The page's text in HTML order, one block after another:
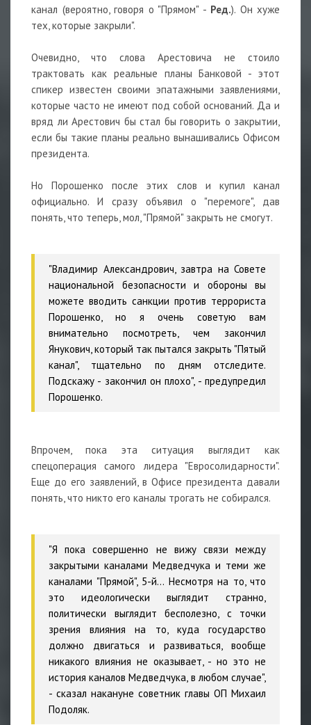
канал (вероятно, говоря о "Прямом" - Ред.). Он хуже
тех, которые закрыли".
Очевидно, что слова Арестовича не стоило
трактовать как реальные планы Банковой - этот
спикер известен своими эпатажными заявлениями,
которые часто не имеют под собой оснований. Да и
вряд ли Арестович бы стал бы говорить о закрытии,
если бы такие планы реально вынашивались Офисом
президента.
Но Порошенко после этих слов и купил канал
официально. И сразу объявил о "перемоге", дав
понять, что теперь, мол, "Прямой" закрыть не смогут.
"Владимир Александрович, завтра на Совете
национальной безопасности и обороны вы
можете вводить санкции против террориста
Порошенко, но я очень советую вам
внимательно посмотреть, чем закончил
Янукович, который так пытался закрыть "Пятый
канал", тщательно по дням отследите.
Подскажу - закончил он плохо", - предупредил
Порошенко.
Впрочем, пока эта ситуация выглядит как
спецоперация самого лидера "Евросолидарности".
Еще до его заявлений, в Офисе президента давали
понять, что никто его каналы трогать не собирался.
"Я пока совершенно не вижу связи между
закрытыми каналами Медведчука и теми же
каналами "Прямой", 5-й... Несмотря на то, что
это идеологически выглядит странно,
политически выглядит бесполезно, с точки
зрения влияния на то, куда государство
должно двигаться и развиваться, вообще
никакого влияния не оказывает, - но это не
история каналов Медведчука, в любом случае",
- сказал накануне советник главы ОП Михаил
Подоляк.